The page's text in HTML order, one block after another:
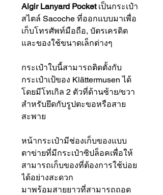
Algir Lanyard Pocketเป็นกระเป๋า
สไตล์ Sacoche ที่ออกแบบมาเพื่อ
เก็บโทรศัพท์มือถือ, บัตรเครดิต
และของใช้ขนาดเล็กต่างๆ
กระเป๋าใบนี้สามารถติดตั้งกับ
กระเป๋าเป้ของ Klättermusen ได้
โดยมีโทเกิล 2 ตัวที่ด้านซ้าย/ขวา
สำหรับยึดกับรูปตะขอหรือสาย
สะพาย
หน้ากระเป๋ามีช่องเก็บของแบบ
ตาข่ายที่มีกระเป๋าซิปล็อคเพื่อให้
สามารถเก็บของที่ต้องการใช้บ่อย
ได้อย่างสะดวก
มาพร้อมสายยาวที่สามารถถอด